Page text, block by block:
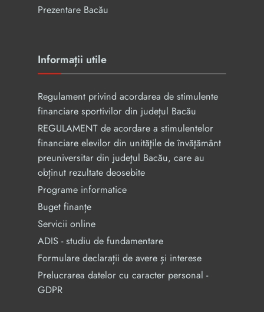
Prezentare Bacău
Informații utile
Regulament privind acordarea de stimulente
financiare sportivilor din județul Bacău
REGULAMENT de acordare a stimulentelor
financiare elevilor din unităţile de învăţământ
preuniversitar din judeţul Bacău, care au
obținut rezultate deosebite
Programe informatice
Buget finanțe
Servicii online
ADIS - studiu de fundamentare
Formulare declarații de avere și interese
Prelucrarea datelor cu caracter personal -
GDPR